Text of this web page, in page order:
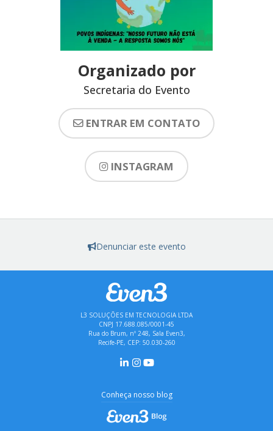
Organizado por
Secretaria do Evento
ENTRAR EM CONTATO
INSTAGRAM
Denunciar este evento
L3 SOLUÇÕES EM TECNOLOGIA LTDA
CNPJ 17.688.085/0001-45
Rua do Brum, nº 248, Sala Even3,
Recife-PE, CEP: 50.030-260
Conheça nosso blog